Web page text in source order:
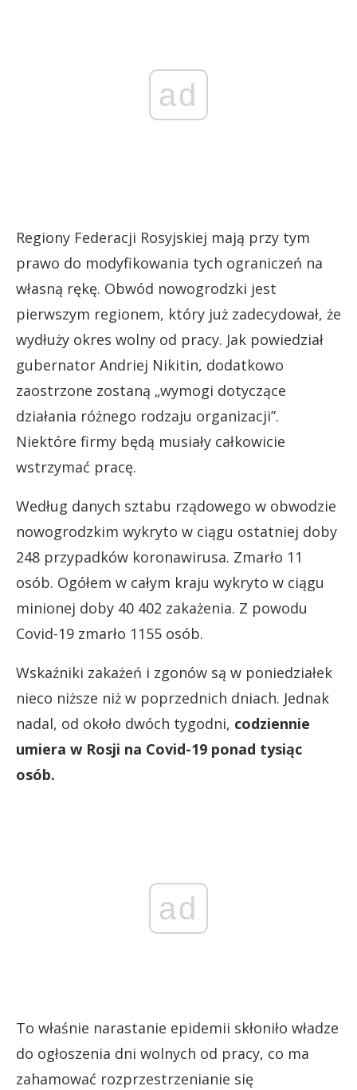
ad
Regiony Federacji Rosyjskiej mają przy tym
prawo do modyfikowania tych ograniczeń na
własną rękę. Obwód nowogrodzki jest
pierwszym regionem, który już zadecydował, że
wydłuży okres wolny od pracy. Jak powiedział
gubernator Andriej Nikitin, dodatkowo
zaostrzone zostaną „wymogi dotyczące
działania różnego rodzaju organizacji”.
Niektóre firmy będą musiały całkowicie
wstrzymać pracę.
Według danych sztabu rządowego w obwodzie
nowogrodzkim wykryto w ciągu ostatniej doby
248 przypadków koronawirusa. Zmarło 11
osób. Ogółem w całym kraju wykryto w ciągu
minionej doby 40 402 zakażenia. Z powodu
Covid-19 zmarło 1155 osób.
Wskaźniki zakażeń i zgonów są w poniedziałek
nieco niższe niż w poprzednich dniach. Jednak
nadal, od około dwóch tygodni, codziennie
umiera w Rosji na Covid-19 ponad tysiąc
osób.
ad
To właśnie narastanie epidemii skłoniło władze
do ogłoszenia dni wolnych od pracy, co ma
zahamować rozprzestrzenianie się